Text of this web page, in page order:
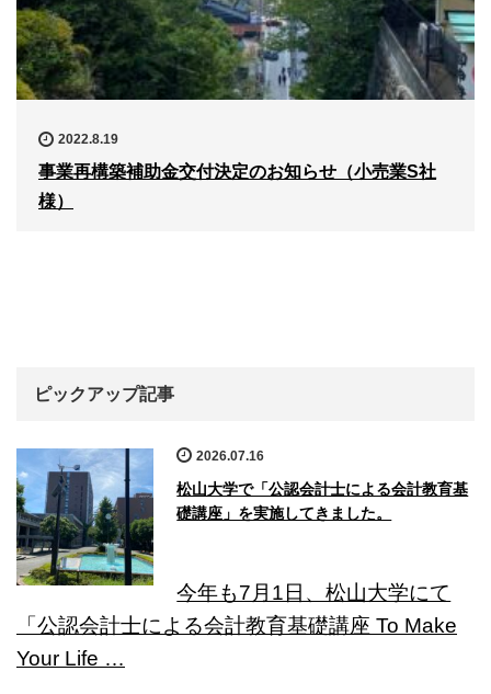
2022.8.19
事業再構築補助金交付決定のお知らせ（小売業S社
様）
ピックアップ記事
2026.07.16
松山大学で「公認会計士による会計教育基
礎講座」を実施してきました。
今年も7月1日、松山大学にて
「公認会計士による会計教育基礎講座 To Make
Your Life …